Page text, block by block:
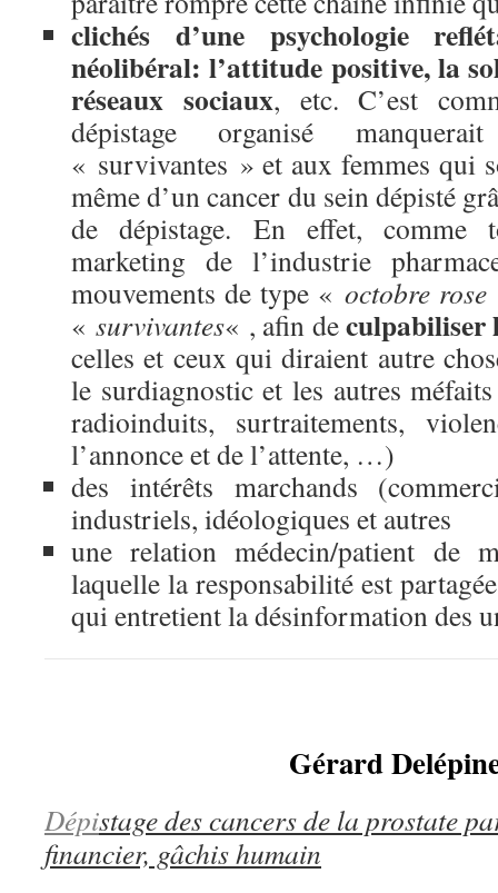
clichés d’une psychologie
néolibéral: l’attitude positive, la
réseaux sociaux, etc. C’est
dépistage organisé
« survivantes » et aux femmes qui
même d’un cancer du sein dépisté
de dépistage. En effet, comme
marketing de l’industrie
mouvements de type « octobre rose
«survivantes« , afin deculpabiliser
celles et ceux qui diraient autre
le surdiagnostic et les autres
radioinduits, surtraitements,
l’annonce et de l’attente, …)
des intérêts marchands
industriels, idéologiques et autres
une relation médecin/patient de
laquelle la responsabilité est
qui entretient la désinformation des
Gérard
Dépistage des cancers de la prostate
financier, gâchis humain